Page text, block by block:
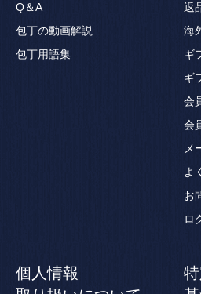
Q＆A
包丁の動画解説
包丁用語集
返
海
ギ
ギ
会
会
メ
よ
お
ロ
個人情報